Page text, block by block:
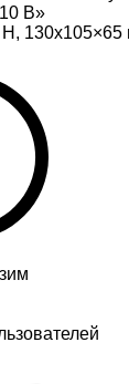
В»
130х105×65